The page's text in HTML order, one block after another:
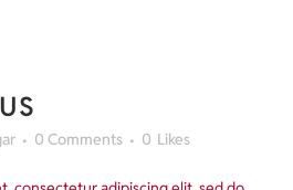
0 Comments 0 Likes